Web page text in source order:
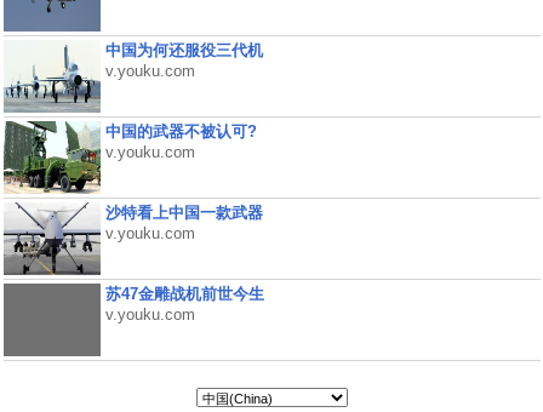
中国为何还服役三代机
v.youku.com
中国的武器不被认可?
v.youku.com
沙特看上中国一款武器
v.youku.com
苏47金雕战机前世今生
v.youku.com